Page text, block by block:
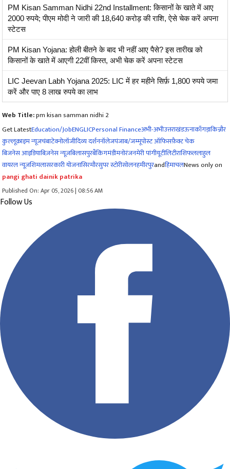
PM Kisan Samman Nidhi 22nd Installment: किसानों के खाते में आए
2000 रुपये; पीएम मोदी ने जारी की 18,640 करोड़ की राशि, ऐसे चेक करें अपना
स्टेटस
PM Kisan Yojana: होली बीतने के बाद भी नहीं आए पैसे? इस तारीख को
किसानों के खाते में आएगी 22वीं किस्त, अभी चेक करें अपना स्टेटस
LIC Jeevan Labh Yojana 2025: LIC में हर महीने सिर्फ़ 1,800 रुपये जमा
करें और पाए 8 लाख रुपये का लाभ
Web Title:pm kisan samman nidhi 2
Get LatestEducation/JobENGLICPersonal Financeअभी-अभीउत्तराखंडऊनाकाँगड़ाकिन्नौर
कुल्लूक्राइम न्यूजचंबाटेक्नोलॉजीदिव्य दर्शननॉलेजपंजाब/जम्मूपोस्ट ऑफिसफ़ैक्ट चेक
बिजनेस आइडियाबिज़नेस न्यूज़बिलासपुरबैंकिंगमंडीमनोरंजनमेरी पांगीयूटीलिटीराशिफललाहुल
वायरल न्यूज़शिमलासरकारी योजनासिरमौरसुपर स्टोरीसोलनहमीरपुरandहिमाचलNews only on
pangi ghati dainik patrika
Published On: Apr 05, 2026 | 08:56 AM
Follow Us